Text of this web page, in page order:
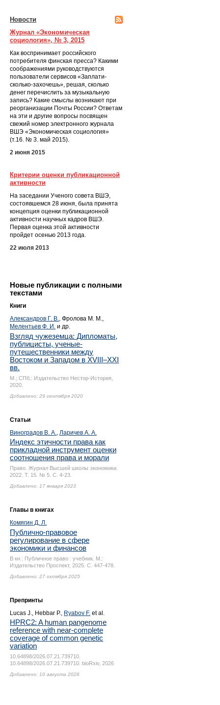
Новости
Журнал «Экономическая
социология», № 3, 2015
Как воспринимает российского
потребителя финская пресса? Какими
соображениями руководствуются
пользователи сервисов «Заплати-
сколько-захочешь», решая, сколько
денег перечислить за музыкальную
запись? Какие смыслы возникают при
реорганизации Почты России? Ответам
на эти и другие вопросы посвящен
свежий номер электронного журнала
ВШЭ «Экономическая социология»
(т.16. № 3. май 2015).
2 июня 2015
Критерии оценки публикационной
активности
На заседании Ученого совета ВШЭ,
состоявшемся 28 июня, была принята
концепция оценки публикационной
активности научных кадров ВШЭ.
Первая оценка этой активности
пройдет осенью 2013 года.
22 июля 2013
Новые публикации с полными
текстами
Книги
Александров Г. В., Фролова М. М.,
Мелентьев Ф. И. и др.
Взгляд чужеземца: Дипломаты,
публицисты, ученые-
путешественники между
Востоком и Западом в XVIII–XXI
вв.
М.; СПб.: Издательство Нестор-История,
2020.
Добавлено: 29 сентября 2020
Статьи
Виноградов В. А.
Ларичев А. А.
Индекс этичности права как
прикладной инструмент оценки
соотношения права и морали
Право. Журнал Высшей школы экономики.
2022. Т. 15. № 5. С. 4-23.
Добавлено: 17 января 2023
Главы в книгах
Комягин Д. Л.
Публично-правовое
регулирование в сфере
экономики и финансов
В кн.: Публичное право : учебник. М.:
Издательство Проспект, 2025. С. 447-478.
Добавлено: 27 октября 2025
Препринты
Lucas J., Hebbar P., Ryabov F. et al.
HPRC2: A human pangenome
reference with near-complete
coverage of common genetic
variation
10.64898/2026.07.21.739710.
10.64898/2026.07.21.739710. bioRxiv, 2026
Добавлено: 10 августа 2026